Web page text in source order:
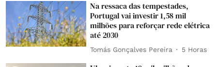
Na ressaca das tempestades,
Portugal vai investir 1,58 mil
milhões para reforçar rede elétrica
até 2030
Tomás Gonçalves Pereira 5 Horas